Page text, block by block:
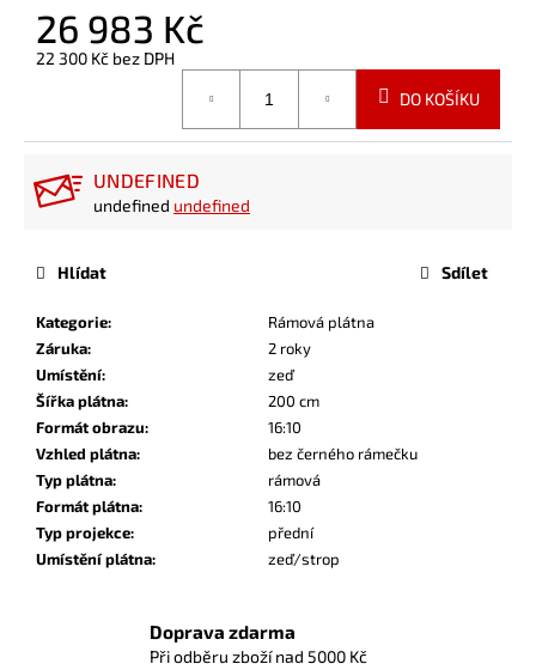
26 983 Kč
22 300 Kč bez DPH
DO KOŠÍKU
UNDEFINED
undefined undefined
Kategorie:
Rámová plátna
Záruka:
2 roky
Umístění:
zeď
Šířka plátna:
200 cm
Formát obrazu:
16:10
Vzhled plátna:
bez černého rámečku
Typ plátna:
rámová
Formát plátna:
16:10
Typ projekce:
přední
Umístění plátna: zeď/strop
Hlídat Sdílet
Doprava zdarma
Při odběru zboží nad 5000 Kč